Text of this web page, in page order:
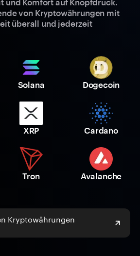
und Komfort auf Knopfdruck.
von Kryptowährungen mit
überall und jederzeit
Solana Dogecoin
XRP Cardano
Tron Avalanche
Kryptowährungen